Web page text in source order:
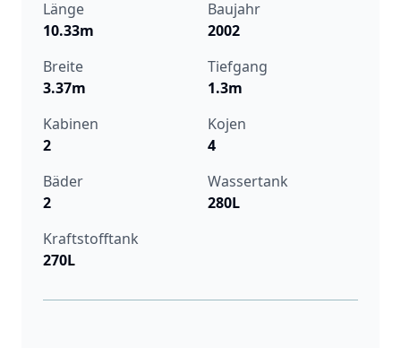
Länge
10.33m
Baujahr
2002
Breite
3.37m
Tiefgang
1.3m
Kabinen
2
Kojen
4
Bäder
2
Wassertank
280L
Kraftstofftank
270L